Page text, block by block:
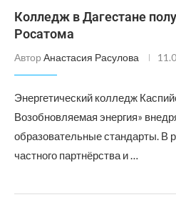
Колледж в Дагестане
Росатома
Автор Анастасия Расулова
Энергетический колледж
Возобновляемая энергия»
образовательные стандарты. В
частного партнёрства и …